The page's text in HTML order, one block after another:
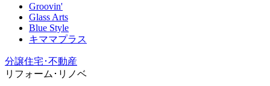
Groovin'
Glass Arts
Blue Style
キママプラス
分譲住宅･不動産
リフォーム･リノベ